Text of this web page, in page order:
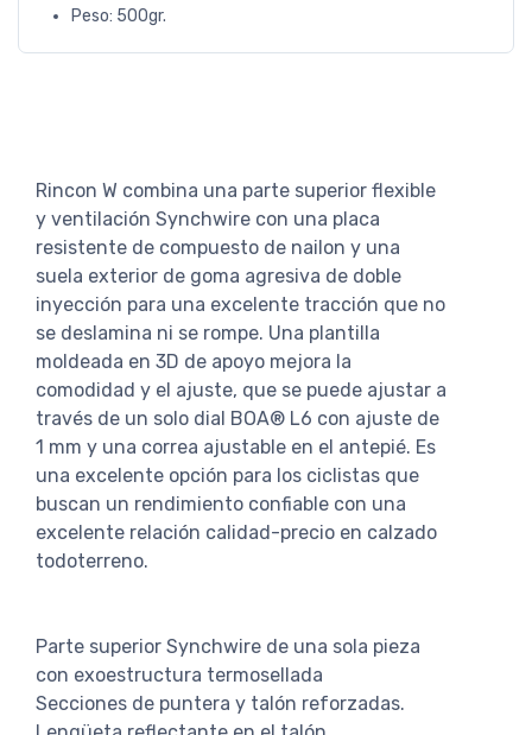
Peso: 500gr.
Rincon W combina una parte superior flexible
y ventilación Synchwire con una placa
resistente de compuesto de nailon y una
suela exterior de goma agresiva de doble
inyección para una excelente tracción que no
se deslamina ni se rompe. Una plantilla
moldeada en 3D de apoyo mejora la
comodidad y el ajuste, que se puede ajustar a
través de un solo dial BOA® L6 con ajuste de
1 mm y una correa ajustable en el antepié. Es
una excelente opción para los ciclistas que
buscan un rendimiento confiable con una
excelente relación calidad-precio en calzado
todoterreno.
Parte superior Synchwire de una sola pieza
con exoestructura termosellada
Secciones de puntera y talón reforzadas.